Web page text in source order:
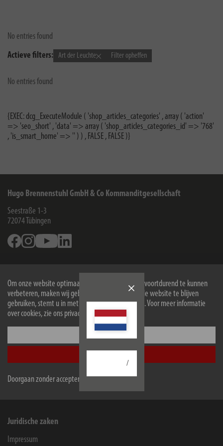
Om onze website optimaal voor u in te richten en voortdurend te kunnen
verbeteren, maken wij gebruik van cookies. Door de website te blijven
gebruiken, stemt u in met het gebruik van cookies. Voor meer informatie
over cookies, zie ons privacybeleid.
Doorgaan zonder accepteren
/
No entries found
Actieve filters:
Art der Leuchte Filter opheffen
No entries found
{EXEC: dcg_ExecuteModule ( 'shop_articles_categories' , array ( 'action'
=> 'seo_short' , 'data' => array ( 'shop_articles_categories_id' => '768'
, 'is_smart_home' => '' ) ) , FALSE , FALSE )}
Hugo Brennenstuhl GmbH & Co Kommanditgesellschaft
Seestraße 1-3
72074 Tübingen
FacebookInstagramYoutube
Contact voor eindgebruikers
Service
B2B-Portal
Juridische zaken
Impressum